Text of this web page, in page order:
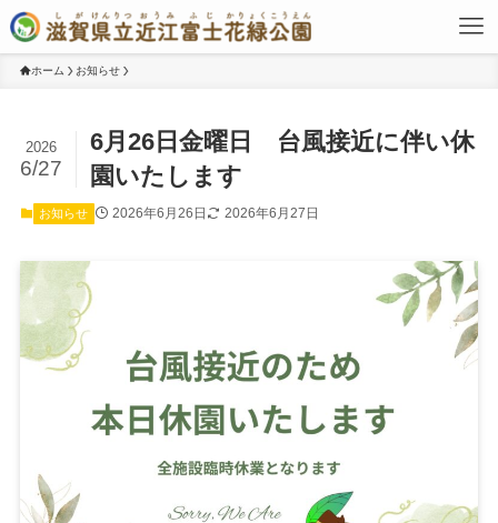
ホーム お知らせ
6月26日金曜日 台風接近に伴い休
園いたします
2026
6/27
お知らせ 2026年6月26日 2026年6月27日